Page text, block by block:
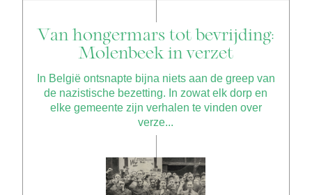
Van hongermars tot bevrijding:
Molenbeek in verzet
In België ontsnapte bijna niets aan de greep van
de nazistische bezetting. In zowat elk dorp en
elke gemeente zijn verhalen te vinden over
verze...